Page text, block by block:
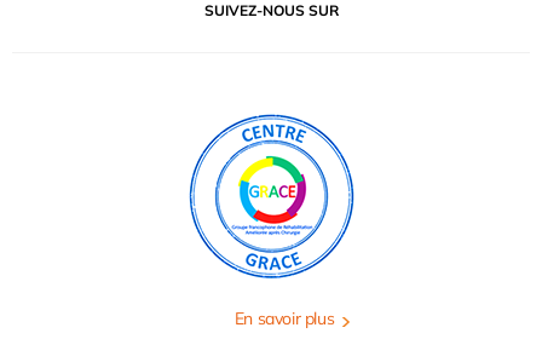
SUIVEZ-NOUS SUR
En savoir plus